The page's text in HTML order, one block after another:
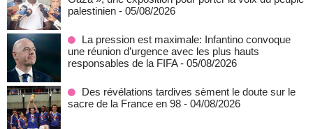
palestinien - 05/08/2026
La pression est maximale: Infantino convoque
une réunion d’urgence avec les plus hauts
responsables de la FIFA - 05/08/2026
Des révélations tardives sèment le doute sur le
sacre de la France en 98 - 04/08/2026